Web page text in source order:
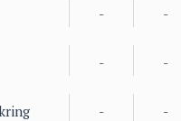
- -
- -
- -